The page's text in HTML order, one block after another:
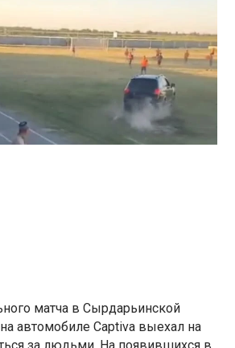
матча в Сырдарьинской
автомобиле Captiva выехал на